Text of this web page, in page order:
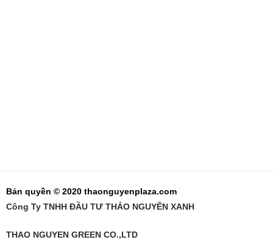
Bản quyền © 2020 thaonguyenplaza.com
Công Ty TNHH ĐẦU TƯ THẢO NGUYÊN XANH
THAO NGUYEN GREEN CO.,LTD